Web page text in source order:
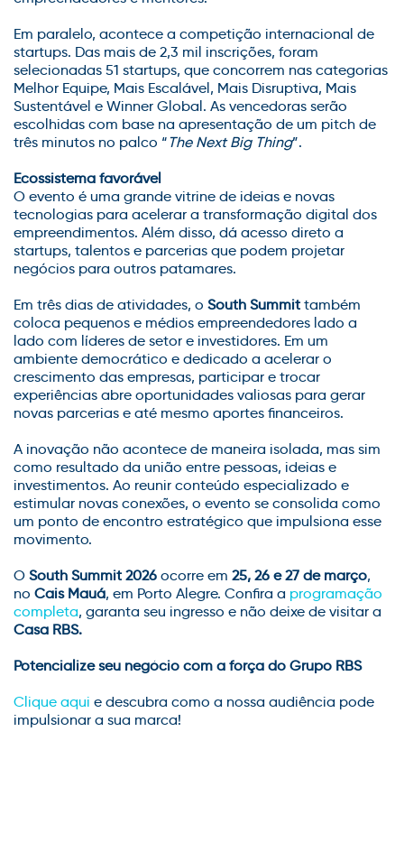
Em paralelo, acontece a competição internacional de
startups. Das mais de 2,3 mil inscrições, foram
selecionadas 51 startups, que concorrem nas categorias
Melhor Equipe, Mais Escalável, Mais Disruptiva, Mais
Sustentável e Winner Global. As vencedoras serão
escolhidas com base na apresentação de um pitch de
três minutos no palco “ The Next Big Thing”.
Ecossistema favorável
O evento é uma grande vitrine de ideias e novas
tecnologias para acelerar a transformação digital dos
empreendimentos. Além disso, dá acesso direto a
startups, talentos e parcerias que podem projetar
negócios para outros patamares.
Em três dias de atividades, o South Summit também
coloca pequenos e médios empreendedores lado a
lado com líderes de setor e investidores. Em um
ambiente democrático e dedicado a acelerar o
crescimento das empresas, participar e trocar
experiências abre oportunidades valiosas para gerar
novas parcerias e até mesmo aportes financeiros.
A inovação não acontece de maneira isolada, mas sim
como resultado da união entre pessoas, ideias e
investimentos. Ao reunir conteúdo especializado e
estimular novas conexões, o evento se consolida como
um ponto de encontro estratégico que impulsiona esse
movimento.
O South Summit 2026 ocorre em 25, 26 e 27 de março,
no Cais Mauá, em Porto Alegre. Confira a programação
completa, garanta seu ingresso e não deixe de visitar a
Casa RBS.
Potencialize seu negócio com a força do Grupo RBS
Clique aqui e descubra como a nossa audiência pode
impulsionar a sua marca!